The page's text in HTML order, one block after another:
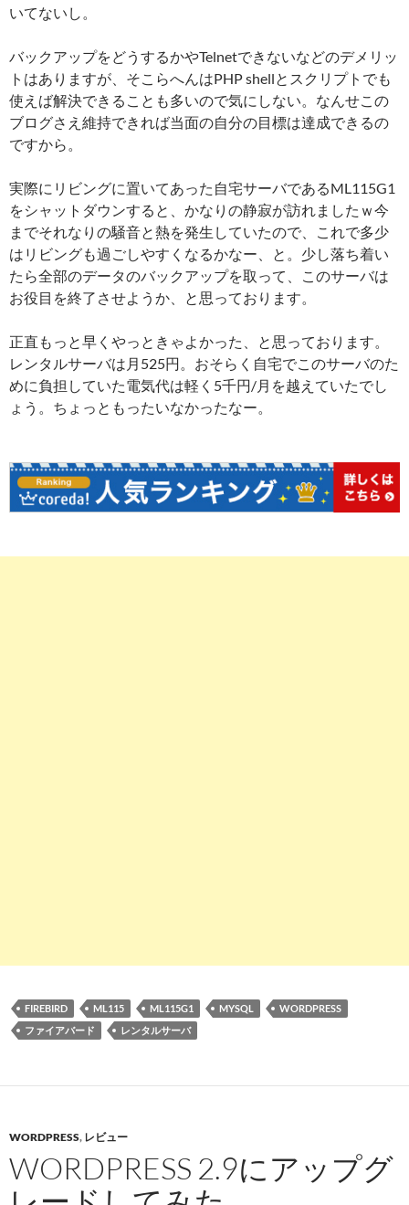
いてないし。
バックアップをどうするかやTelnetできないなどのデメリッ
トはありますが、そこらへんはPHP shellとスクリプトでも
使えば解決できることも多いので気にしない。なんせこの
ブログさえ維持できれば当面の自分の目標は達成できるの
ですから。
実際にリビングに置いてあった自宅サーバであるML115G1
をシャットダウンすると、かなりの静寂が訪れましたｗ今
までそれなりの騒音と熱を発生していたので、これで多少
はリビングも過ごしやすくなるかなー、と。少し落ち着い
たら全部のデータのバックアップを取って、このサーバは
お役目を終了させようか、と思っております。
正直もっと早くやっときゃよかった、と思っております。
レンタルサーバは月525円。おそらく自宅でこのサーバのた
めに負担していた電気代は軽く5千円/月を越えていたでし
ょう。ちょっともったいなかったなー。
FIREBIRD ML115 ML115G1 MYSQL
WORDPRESS
ファイアバード
レンタルサーバ
WORDPRESS, レビュー
WORDPRESS 2.9にアップグ